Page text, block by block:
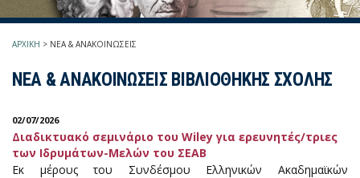
ΑΡΧΙΚΗ > ΝΕΑ & ΑΝΑΚΟΙΝΩΣΕΙΣ
ΝΕΑ & ΑΝΑΚΟΙΝΩΣΕΙΣ ΒΙΒΛΙΟΘΗΚΗΣ ΣΧΟΛΗΣ
02/07/2026
Διαδικτυακό σεμινάριο του Wiley για ερευνητές/τριες
των Ιδρυμάτων-Μελών του ΣΕΑΒ
Εκ μέρους του Συνδέσμου Ελληνικών Ακαδημαϊκών